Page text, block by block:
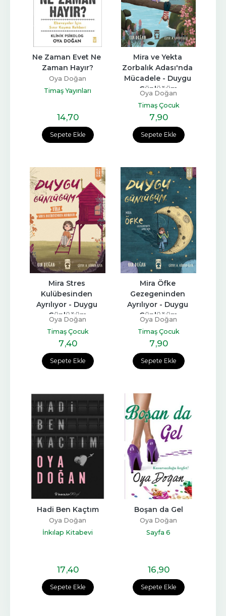
Sepete Ekle
Ne Zaman Evet Ne
Zaman Hayır?
Oya Doğan
Timaş Yayınları
14,70
Sepete Ekle
Mira ve Yekta
Zorbalık Adası'nda
Mücadele - Duygu
Günlüğüm
Oya Doğan
Timaş Çocuk
7,90
Sepete Ekle
Mira Stres
Kulübesinden
Ayrılıyor - Duygu
Günlüğüm
Oya Doğan
Timaş Çocuk
7,40
Sepete Ekle
Mira Öfke
Gezegeninden
Ayrılıyor - Duygu
Günlüğüm
Oya Doğan
Timaş Çocuk
7,90
Sepete Ekle
Hadi Ben Kaçtım
Oya Doğan
İnkılap Kitabevi
17,40
Sepete Ekle
Boşan da Gel
Oya Doğan
Sayfa 6
16,90